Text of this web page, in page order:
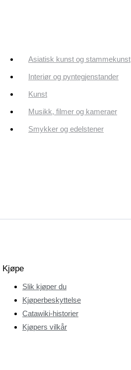
Asiatisk kunst og stammekunst
Interiør og pyntegjenstander
Kunst
Musikk, filmer og kameraer
Smykker og edelstener
Kjøpe
Slik kjøper du
Kjøperbeskyttelse
Catawiki-historier
Kjøpers vilkår